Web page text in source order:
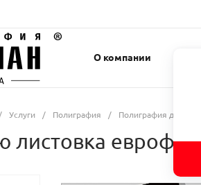
О компании
/ Услуги / Полиграфия / Полиграфия для
листовка